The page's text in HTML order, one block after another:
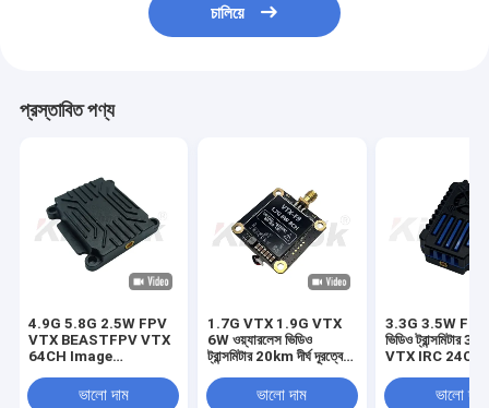
চালিয়ে
প্রস্তাবিত পণ্য
4.9G 5.8G 2.5W FPV
VTX BEASTFPV VTX
64CH Image
Accessories
ভালো দাম
1.7G VTX 1.9G VTX
6W ওয়্যারলেস ভিডিও
ট্রান্সমিটার 20km দীর্ঘ দূরত্বের
ভালো দাম
3.3G 3.5W
ভিডিও ট্রান্সমিটার
VTX IRC 24CH
FPV VTX মডিউল
ভালো দাম